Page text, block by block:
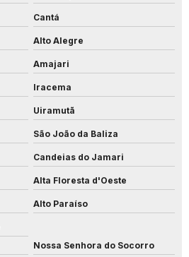
Cantá
Alto Alegre
Amajari
Iracema
Uiramutã
São João da Baliza
Candeias do Jamari
Alta Floresta d'Oeste
Alto Paraíso
Nossa Senhora do Socorro